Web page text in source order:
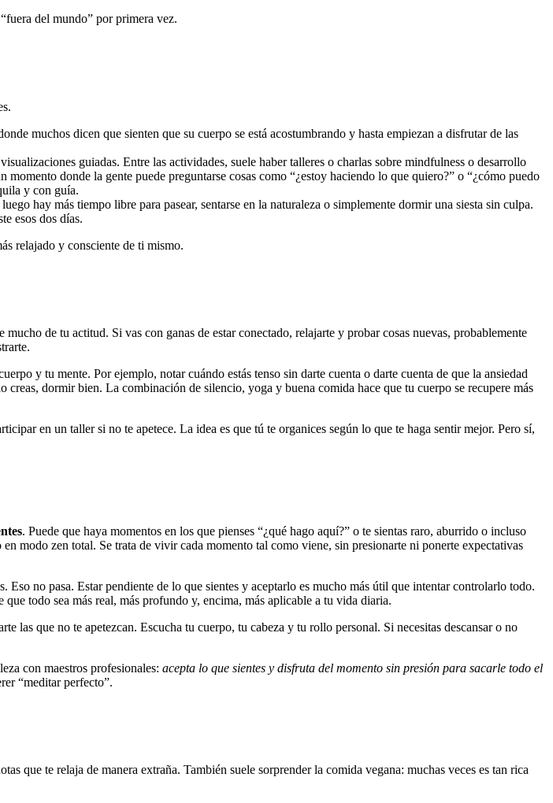
del mundo” por primera vez.
muchos dicen que sienten que su cuerpo se está acostumbrando y hasta empiezan a disfrutar de las
guiadas. Entre las actividades, suele haber talleres o charlas sobre mindfulness o desarrollo
donde la gente puede preguntarse cosas como “¿estoy haciendo lo que quiero?” o “¿cómo puedo
y con guía.
hay más tiempo libre para pasear, sentarse en la naturaleza o simplemente dormir una siesta sin culpa.
esos dos días.
relajado y consciente de ti mismo.
de tu actitud. Si vas con ganas de estar conectado, relajarte y probar cosas nuevas, probablemente
y tu mente. Por ejemplo, notar cuándo estás tenso sin darte cuenta o darte cuenta de que la ansiedad
dormir bien. La combinación de silencio, yoga y buena comida hace que tu cuerpo se recupere más
en un taller si no te apetece. La idea es que tú te organices según lo que te haga sentir mejor. Pero sí,
. Puede que haya momentos en los que pienses “¿qué hago aquí?” o te sientas raro, aburrido o incluso
modo zen total. Se trata de vivir cada momento tal como viene, sin presionarte ni ponerte expectativas
no pasa. Estar pendiente de lo que sientes y aceptarlo es mucho más útil que intentar controlarlo todo.
todo sea más real, más profundo y, encima, más aplicable a tu vida diaria.
las que no te apetezcan. Escucha tu cuerpo, tu cabeza y tu rollo personal. Si necesitas descansar o no
con maestros profesionales: acepta lo que sientes y disfruta del momento sin presión para sacarle todo el
“meditar perfecto”.
que te relaja de manera extraña. También suele sorprender la comida vegana: muchas veces es tan rica